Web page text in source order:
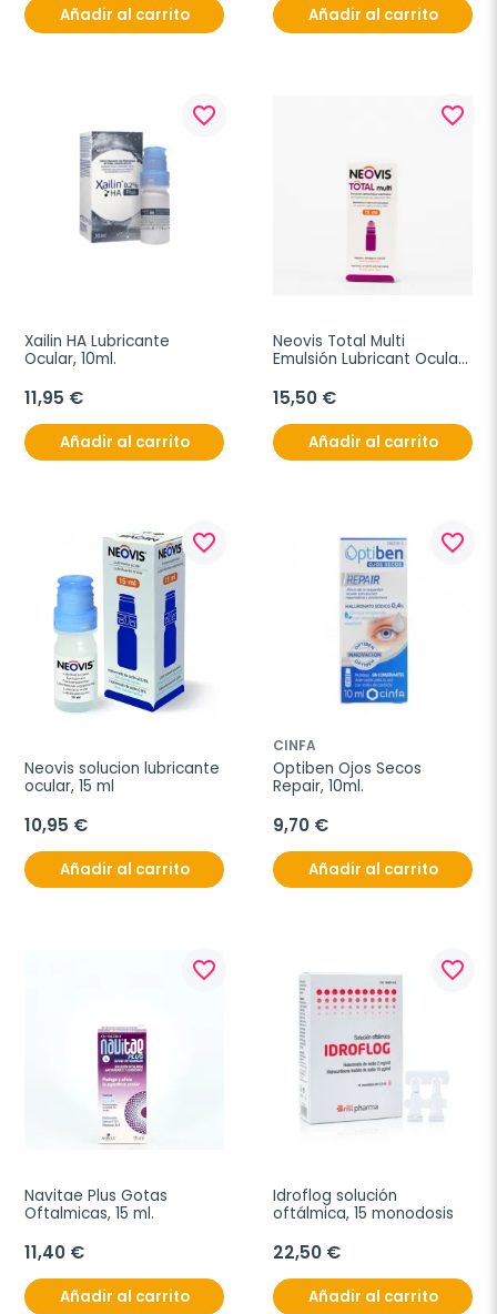
Añadir al carrito Añadir al carrito
favorite_border
Xailin HA Lubricante
Ocular, 10ml.
11,95 €
Añadir al carrito
favorite_border
Neovis Total Multi
Emulsión Lubricant Ocular,
15,50 €
Añadir al carrito
favorite_border
Neovis solucion lubricante
ocular, 15 ml
10,95 €
Añadir al carrito
favorite_border
CINFA
Optiben Ojos Secos
Repair, 10ml.
9,70 €
Añadir al carrito
favorite_border
Navitae Plus Gotas
Oftalmicas, 15 ml.
11,40 €
Añadir al carrito
favorite_border
Idroflog solución
oftálmica, 15 monodosis
22,50 €
Añadir al carrito